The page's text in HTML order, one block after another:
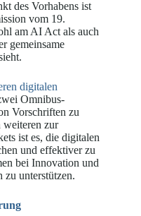
des Vorhabens ist
vom 19.
am AI Act als auch
gemeinsame
digitalen
Omnibus-
Vorschriften zu
weiteren zur
ist es, die digitalen
und effektiver zu
bei Innovation und
zu unterstützen.